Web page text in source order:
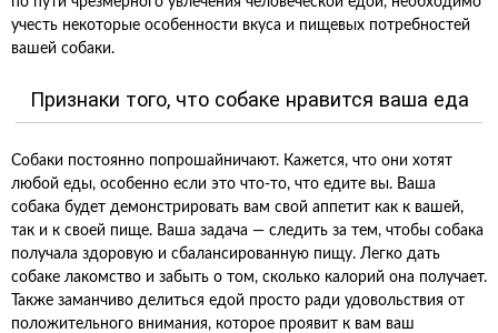
учесть некоторые особенности вкуса и пищевых потребностей
вашей собаки.
Признаки того, что собаке нравится ваша еда
Собаки постоянно попрошайничают. Кажется, что они хотят
любой еды, особенно если это что-то, что едите вы. Ваша
собака будет демонстрировать вам свой аппетит как к вашей,
так и к своей пище. Ваша задача — следить за тем, чтобы собака
получала здоровую и сбалансированную пищу. Легко дать
собаке лакомство и забыть о том, сколько калорий она получает.
Также заманчиво делиться едой просто ради удовольствия от
положительного внимания, которое проявит к вам ваш